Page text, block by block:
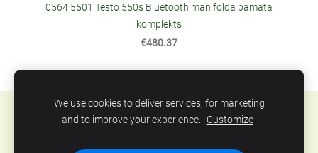
0564 5501 Testo 550s Bluetooth manifolda pamata
komplekts
€480.37
Sīkdatnes
We use cookies to deliver services, for marketing
and to improve your experience. Customize